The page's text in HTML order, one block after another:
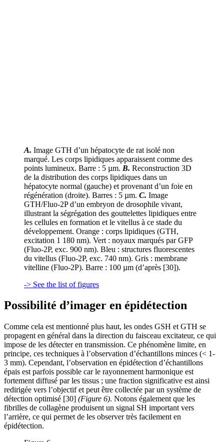
A. Image GTH d’un hépatocyte de rat isolé non
marqué. Les corps lipidiques apparaissent comme des
points lumineux. Barre : 5 µm. B. Reconstruction 3D
de la distribution des corps lipidiques dans un
hépatocyte normal (gauche) et provenant d’un foie en
régénération (droite). Barres : 5 µm. C. Image
GTH/Fluo-2P d’un embryon de drosophile vivant,
illustrant la ségrégation des gouttelettes lipidiques entre
les cellules en formation et le vitellus à ce stade du
développement. Orange : corps lipidiques (GTH,
excitation 1 180 nm). Vert : noyaux marqués par GFP
(Fluo-2P, exc. 900 nm). Bleu : structures fluorescentes
du vitellus (Fluo-2P, exc. 740 nm). Gris : membrane
vitelline (Fluo-2P). Barre : 100 µm (d’après [30]).
-> See the list of figures
Possibilité d’imager en épidétection
Comme cela est mentionné plus haut, les ondes GSH et GTH se
propagent en général dans la direction du faisceau excitateur, ce qui
impose de les détecter en transmission. Ce phénomène limite, en
principe, ces techniques à l’observation d’échantillons minces (< 1-
3 mm). Cependant, l’observation en épidétection d’échantillons
épais est parfois possible car le rayonnement harmonique est
fortement diffusé par les tissus ; une fraction significative est ainsi
redirigée vers l’objectif et peut être collectée par un système de
détection optimisé [30] (Figure 6). Notons également que les
fibrilles de collagène produisent un signal SH important vers
l’arrière, ce qui permet de les observer très facilement en
épidétection.